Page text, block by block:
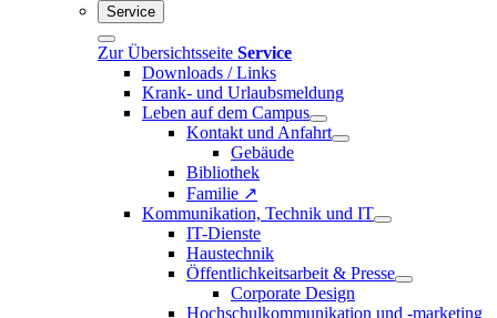
Service
Zur Übersichtsseite Service
Downloads / Links
Krank- und Urlaubsmeldung
Leben auf dem Campus
Kontakt und Anfahrt
Gebäude
Bibliothek
Familie ↗
Kommunikation, Technik und IT
IT-Dienste
Haustechnik
Öffentlichkeitsarbeit & Presse
Corporate Design
Hochschulkommunikation und -marketing